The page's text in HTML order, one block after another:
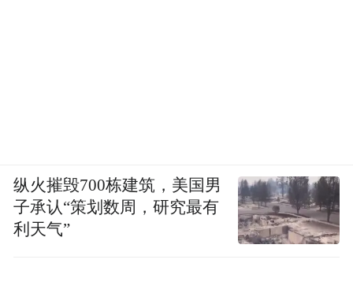
纵火摧毁700栋建筑，美国男
子承认“策划数周，研究最有
利天气”